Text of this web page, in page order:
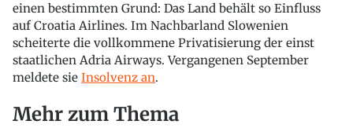
einen bestimmten Grund: Das Land behält so Einfluss
auf Croatia Airlines. Im Nachbarland Slowenien
scheiterte die vollkommene Privatisierung der einst
staatlichen Adria Airways. Vergangenen September
meldete sie Insolvenz an.
Mehr zum Thema